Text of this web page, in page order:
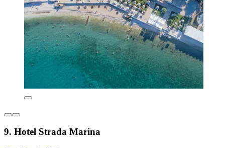
9. Hotel Strada Marina